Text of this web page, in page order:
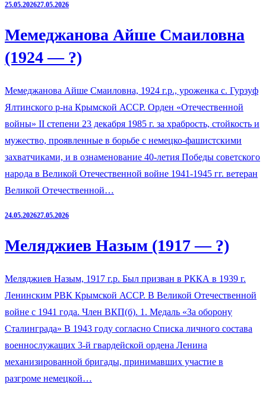
25.05.202627.05.2026
Мемеджанова Айше Смаиловна
(1924 — ?)
Мемеджанова Айше Смаиловна, 1924 г.р., уроженка с. Гурзуф
Ялтинского р-на Крымской АССР. Орден «Отечественной
войны» II степени 23 декабря 1985 г. за храбрость, стойкость и
мужество, проявленные в борьбе с немецко-фашистскими
захватчиками, и в ознаменование 40-летия Победы советского
народа в Великой Отечественной войне 1941-1945 гг. ветеран
Великой Отечественной…
24.05.202627.05.2026
Меляджиев Назым (1917 — ?)
Меляджиев Назым, 1917 г.р. Был призван в РККА в 1939 г.
Ленинским РВК Крымской АССР. В Великой Отечественной
войне с 1941 года. Член ВКП(б). 1. Медаль «За оборону
Сталинграда» В 1943 году согласно Списка личного состава
военнослужащих 3-й гвардейской ордена Ленина
механизированной бригады, принимавших участие в
разгроме немецкой…